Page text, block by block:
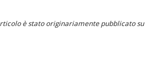
è stato originariamente pubblicato su